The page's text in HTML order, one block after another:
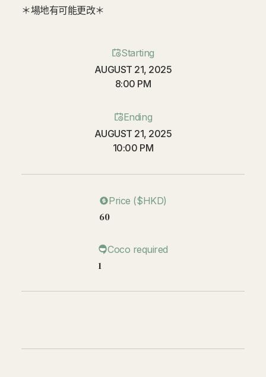
＊場地有可能更改＊
Starting
AUGUST 21, 2025
8:00 PM
Ending
AUGUST 21, 2025
10:00 PM
Price ($HKD)
60
Coco required
1